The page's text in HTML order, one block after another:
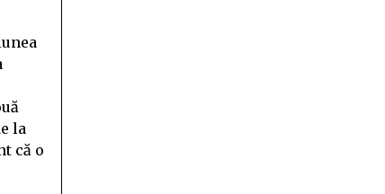
la
că o